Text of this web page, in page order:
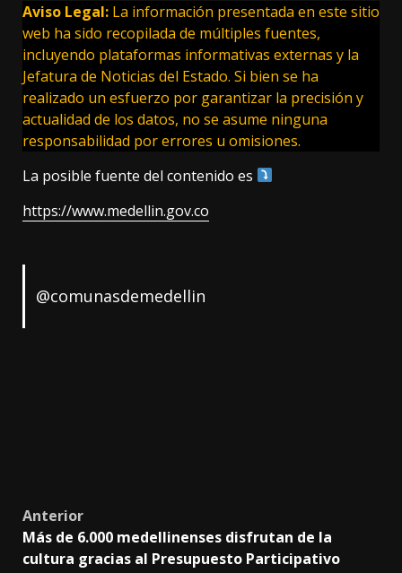
Aviso Legal: La información presentada en este sitio
web ha sido recopilada de múltiples fuentes,
incluyendo plataformas informativas externas y la
Jefatura de Noticias del Estado. Si bien se ha
realizado un esfuerzo por garantizar la precisión y
actualidad de los datos, no se asume ninguna
responsabilidad por errores u omisiones.
La posible fuente del contenido es
https://www.medellin.gov.co
@comunasdemedellin
Post
navigation
Anterior
Más de 6.000 medellinenses disfrutan de la
cultura gracias al Presupuesto Participativo